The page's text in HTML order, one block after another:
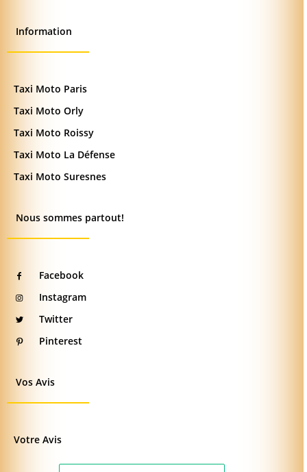
Information
Taxi Moto Paris
Taxi Moto Orly
Taxi Moto Roissy
Taxi Moto La Défense
Taxi Moto Suresnes
Nous sommes partout!
Facebook
Instagram
Twitter
Pinterest
Vos Avis
Votre Avis